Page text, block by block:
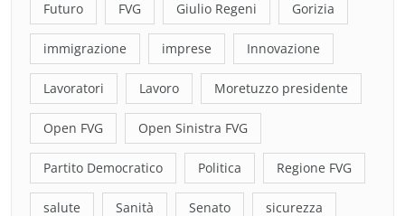
Futuro FVG Giulio Regeni Gorizia
immigrazione imprese Innovazione
Lavoratori Lavoro Moretuzzo presidente
Open FVG Open Sinistra FVG
Partito Democratico Politica Regione FVG
salute Sanità Senato sicurezza